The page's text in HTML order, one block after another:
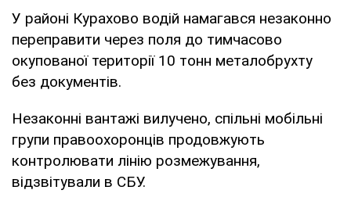
У районі Курахово водій намагався незаконно
переправити через поля до тимчасово
окупованої території 10 тонн металобрухту
без документів.
Незаконні вантажі вилучено, спільні мобільні
групи правоохоронців продовжують
контролювати лінію розмежування,
відзвітували в СБУ.